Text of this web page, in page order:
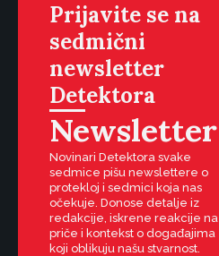
Prijavite se na
sedmični
newsletter
Detektora
Newsletter
Novinari Detektora svake
sedmice pišu newslettere o
protekloj i sedmici koja nas
očekuje. Donose detalje iz
redakcije, iskrene reakcije na
priče i kontekst o događajima
koji oblikuju našu stvarnost.